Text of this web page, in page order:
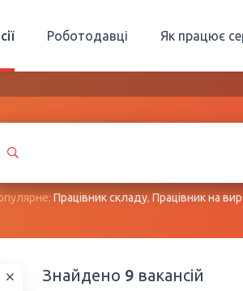
Роботодавці Як працює
Працівник складу,Працівник на
Знайдено 9 вакансій